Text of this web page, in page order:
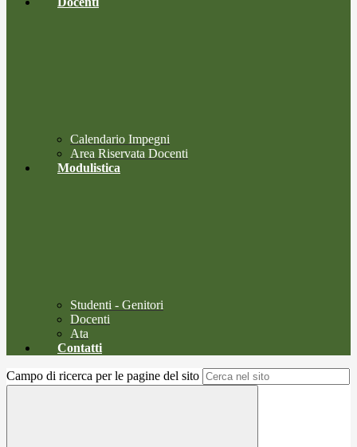
Calendario Impegni
Area Riservata Docenti
Modulistica
Studenti - Genitori
Docenti
Ata
Contatti
Campo di ricerca per le pagine del sito